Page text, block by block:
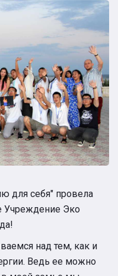
для себя" провела
Учреждение Эко
над тем, как и
Ведь ее можно